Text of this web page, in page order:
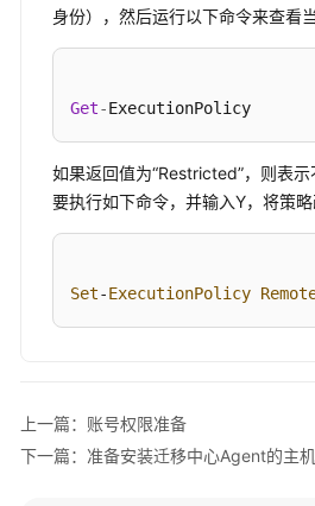
Agent
最
佳
机
关
最
身份），然后运行以下命令来查看
Get-ExecutionPolicy
如果返回值为“Restricted”，则表
要执行如下命令，并输入Y，将策略
Set-ExecutionPolicy
上一篇：账号权限准备
下一篇：准备安装迁移中心Agent的主机